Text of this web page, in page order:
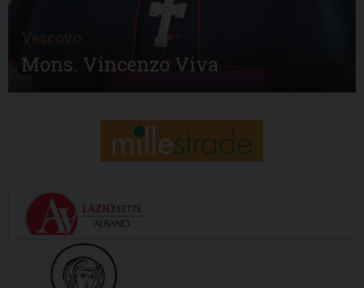
Vescovo
Mons. Vincenzo Viva